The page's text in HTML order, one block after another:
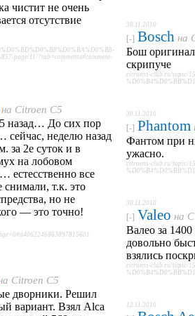
чистит не очень
отсутствие
page/11/?tab=comments#comment-
на Citroen C5
назад… До сих пор
сейчас, неделю назад
за 2е суток и в
на лобовом
естесственно все
снимали, т.к. это
но не
— это точно!
Citroen C5
дворники. Решил
вариант. Взял Alca
30.11.2010
[-] Bosch на
Бош
скрипуче
citroens-club.ru/topic/
30.11.2010
[-] Phantom
Фантом при
ужасно.
citroens-club.ru/topic/
30.11.2010
[-] Valeo на
Валео за
довольно
взялись
citroens-club.ru/topic/
12.11.2010